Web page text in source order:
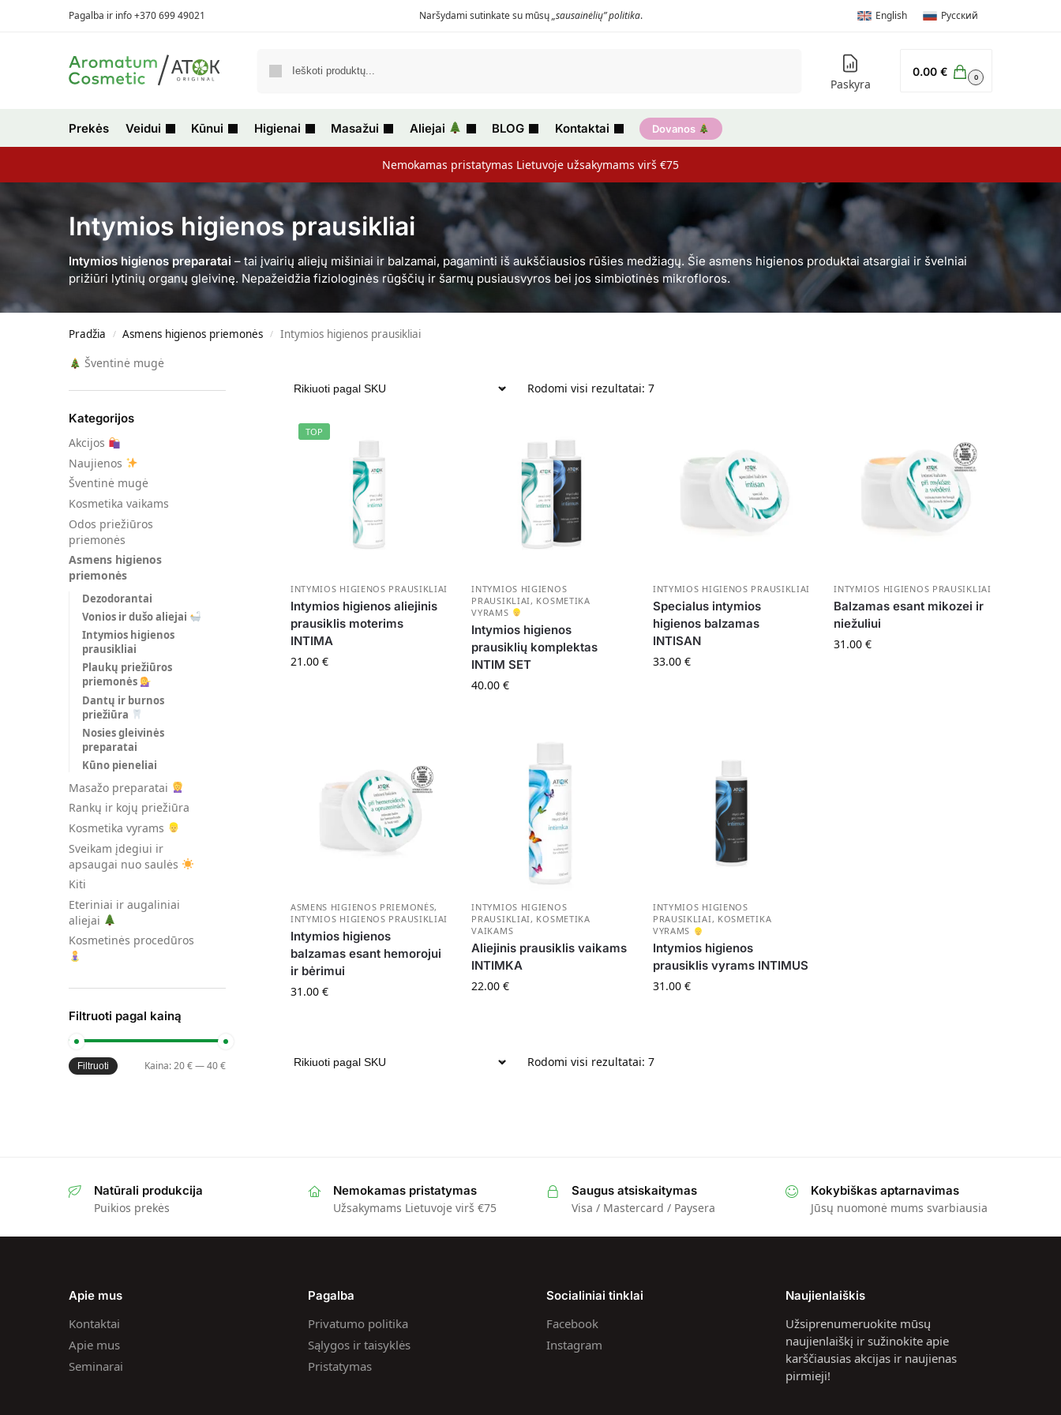
Pagalba ir info +370 699 49021 Naršydami sutinkate su mūsų„sausainėlių” politika. English Русский
Paskyra
0.00 € 0
Prekės Veidui Kūnui Higienai Masažui Aliejai BLOG Kontaktai Dovanos
Nemokamas pristatymas Lietuvoje užsakymams virš €75
Intymios higienos prausikliai
Intymios higienos preparatai – tai įvairių aliejų mišiniai ir balzamai, pagaminti iš aukščiausios rūšies medžiagų. Šie asmens higienos produktai atsargiai ir švelniai
prižiūri lytinių organų gleivinę. Nepažeidžia fiziologinės rūgščių ir šarmų pusiausvyros bei jos simbiotinės mikrofloros.
Pradžia / Asmens higienos priemonės / Intymios higienos prausikliai
Rodomi visi rezultatai: 7
TOP
INTYMIOS HIGIENOS PRAUSIKLIAI
Intymios higienos aliejinis
prausiklis moterims
INTIMA
21.00 €
INTYMIOS HIGIENOS
PRAUSIKLIAI, KOSMETIKA
VYRAMS
Intymios higienos
prausiklių komplektas
INTIM SET
40.00€
INTYMIOS HIGIENOS PRAUSIKLIAI
Specialus intymios
higienos balzamas
INTISAN
33.00 €
INTYMIOS HIGIENOS PRAUSIKLIAI
Balzamas esant mikozei ir
niežuliui
31.00€
ASMENS HIGIENOS PRIEMONĖS,
INTYMIOS HIGIENOS PRAUSIKLIAI
Intymios higienos
balzamas esant hemorojui
ir bėrimui
31.00 €
INTYMIOS HIGIENOS
PRAUSIKLIAI, KOSMETIKA
VAIKAMS
Aliejinis prausiklis vaikams
INTIMKA
22.00€
INTYMIOS HIGIENOS
PRAUSIKLIAI, KOSMETIKA
VYRAMS
Intymios higienos
prausiklis vyrams INTIMUS
31.00 €
Rodomi visi rezultatai: 7
Šventinė mugė
Kategorijos
Akcijos
Naujienos
Šventinė mugė
Kosmetika vaikams
Odos priežiūros
priemonės
Asmens higienos
priemonės
Dezodorantai
Vonios ir dušo aliejai
Intymios higienos
prausikliai
Plaukų priežiūros
priemonės
Dantų ir burnos
priežiūra
Nosies gleivinės
preparatai
Kūno pieneliai
Masažo preparatai
Rankų ir kojų priežiūra
Kosmetika vyrams
Sveikam įdegiui ir
apsaugai nuo saulės
Kiti
Eteriniai ir augaliniai
aliejai
Kosmetinės procedūros
Filtruoti pagal kainą
Filtruoti Kaina:20 €—40 €
Natūrali produkcija
Puikios prekės
Nemokamas pristatymas
Užsakymams Lietuvoje virš €75
Saugus atsiskaitymas
Visa / Mastercard / Paysera
Kokybiškas aptarnavimas
Jūsų nuomonė mums svarbiausia
Apie mus
Kontaktai
Apie mus
Seminarai
Pagalba
Privatumo politika
Sąlygos ir taisyklės
Pristatymas
Socialiniai tinklai
Facebook
Instagram
Naujienlaiškis
Užsiprenumeruokite mūsų
naujienlaiškį ir sužinokite apie
karščiausias akcijas ir naujienas
pirmieji!